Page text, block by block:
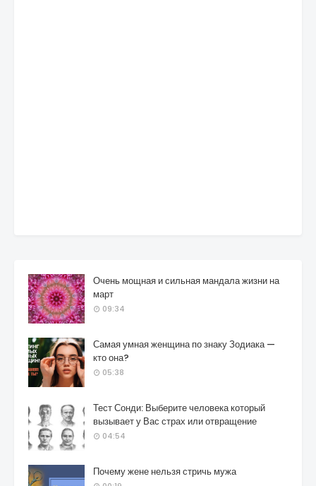
Очень мощная и сильная мандала жизни на
март
09:34
Самая умная женщина по знаку Зодиака —
кто она?
05:38
Тест Сонди: Выберите человека который
вызывает у Вас страх или отвращение
04:54
Почему жене нельзя стричь мужа